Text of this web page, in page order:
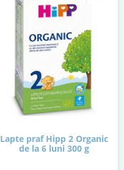
Lapte praf Hipp 2 Organic
de la 6 luni 300 g